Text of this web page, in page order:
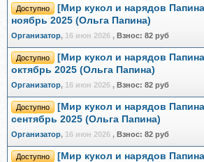
Доступно
[Мир кукол и нарядов
ноябрь 2025 (Ольга Папина)
Организатор, 16 июн 2026 , Взнос: 82 руб
Доступно
[Мир кукол и нарядов
октябрь 2025 (Ольга Папина)
Организатор, 16 июн 2026 , Взнос: 82 руб
Доступно
[Мир кукол и нарядов
сентябрь 2025 (Ольга Папина)
Организатор, 16 июн 2026 , Взнос: 82 руб
Доступно
[Мир кукол и нарядов